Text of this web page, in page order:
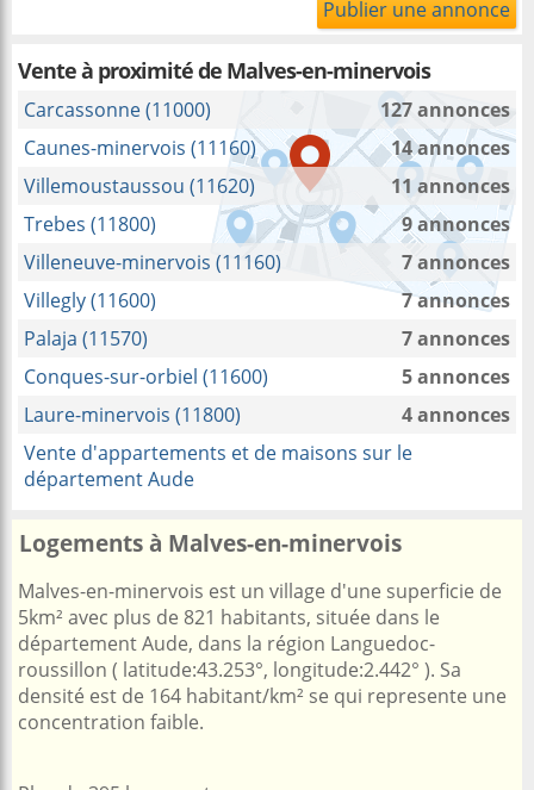
Publier une annonce
Vente à proximitéde Malves-en-minervois
Carcassonne (11000)
127 annonces
Caunes-minervois (11160)
14 annonces
Villemoustaussou (11620)
11 annonces
Trebes (11800)
9 annonces
Villeneuve-minervois (11160)
7 annonces
Villegly (11600)
7 annonces
Palaja (11570)
7 annonces
Conques-sur-orbiel (11600)
5 annonces
Laure-minervois (11800)
4 annonces
Vente d'appartements et de maisons sur le
département Aude
Logements à Malves-en-minervois
Malves-en-minervois est un village d'une superficie de
5km² avec plus de 821 habitants, située dans le
département Aude, dans la région Languedoc-
roussillon ( latitude:43.253°, longitude:2.442° ). Sa
densité est de 164 habitant/km² se qui represente une
concentration faible.